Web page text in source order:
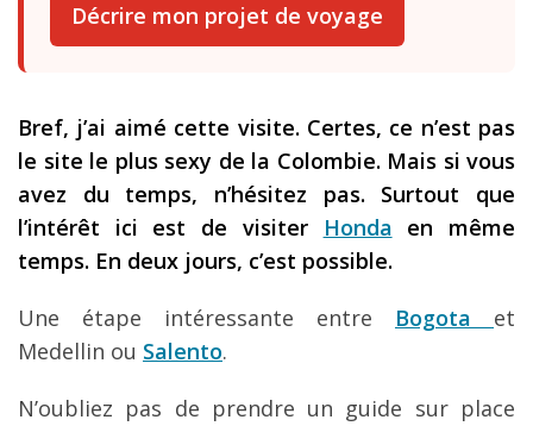
Décrire mon projet de voyage
Bref, j’ai aimé cette visite. Certes, ce n’est pas
le site le plus sexy de la Colombie. Mais si vous
avez du temps, n’hésitez pas. Surtout que
l’intérêt ici est de visiter
Honda en même
temps. En deux jours, c’est possible.
Une étape intéressante entre Bogota
et
Medellin ou Salento.
N’oubliez pas de prendre un guide sur place